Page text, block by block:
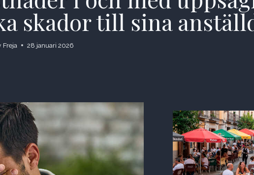
skador till sina
Freja 28 januari 2026